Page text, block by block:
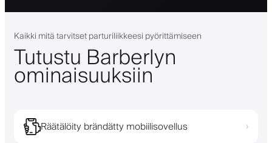
Kaikki mitä tarvitset parturiliikkeesi pyörittämiseen
Tutustu Barberlyn
ominaisuuksiin
Räätälöity brändätty mobiilisovellus ›